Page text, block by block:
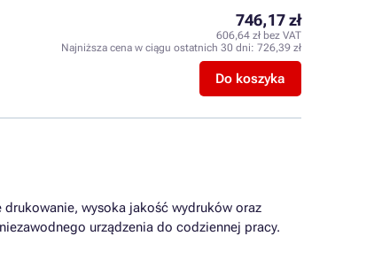
746,17 zł
606,64 zł bez VAT
Najniższa cena w ciągu ostatnich 30 dni: 726,39 zł
Do koszyka
drukowanie, wysoka jakość wydruków oraz
urządzenia do codziennej pracy.